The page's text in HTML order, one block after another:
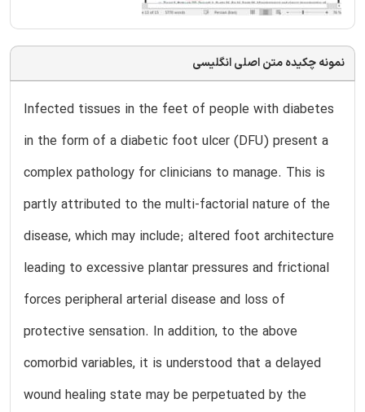
نمونه چکیده متن اصلی انگلیسی
Infected tissues in the feet of people with diabetes
in the form of a diabetic foot ulcer (DFU) present a
complex pathology for clinicians to manage. This is
partly attributed to the multi-factorial nature of the
disease, which may include; altered foot architecture
leading to excessive plantar pressures and frictional
forces peripheral arterial disease and loss of
protective sensation. In addition, to the above
comorbid variables, it is understood that a delayed
wound healing state may be perpetuated by the